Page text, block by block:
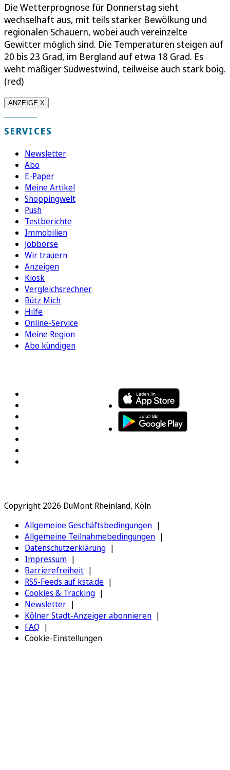
Die Wetterprognose für Donnerstag sieht
wechselhaft aus, mit teils starker Bewölkung und
regionalen Schauern, wobei auch vereinzelte
Gewitter möglich sind. Die Temperaturen steigen auf
20 bis 23 Grad, im Bergland auf etwa 18 Grad. Es
weht mäßiger Südwestwind, teilweise auch stark böig.
(red)
ANZEIGE X
SERVICES
Newsletter
Abo
E-Paper
Meine Artikel
Shoppingwelt
Push
Testberichte
Immobilien
Jobbörse
Wir trauern
Anzeigen
Kiosk
Vergleichsrechner
Bütz Mich
Hilfe
Online-Service
Meine Region
Abo kündigen
Copyright 2026 DuMont Rheinland, Köln
Allgemeine Geschäftsbedingungen
Allgemeine Teilnahmebedingungen
Datenschutzerklärung
Impressum
Barrierefreiheit
RSS-Feeds auf ksta.de
Cookies & Tracking
Newsletter
Kölner Stadt-Anzeiger abonnieren
FAQ
Cookie-Einstellungen